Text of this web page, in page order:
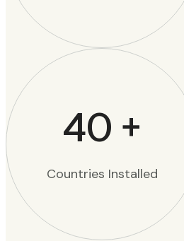
40 +
Countries Installed